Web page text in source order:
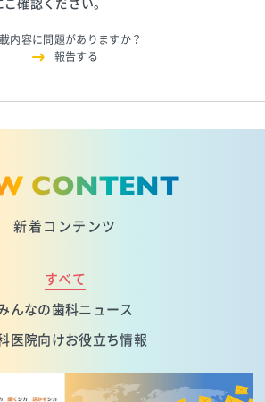
確認ください。
内容に問題がありますか？
報告する
CONTENT
新着コンテンツ
すべて
んなの歯科ニュース
医院向けお役立ち情報